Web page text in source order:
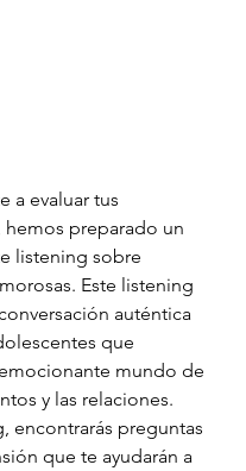
a evaluar tus
hemos preparado un
listening sobre
Este listening
auténtica
que
mundo de
y las relaciones.
encontrarás preguntas
que te ayudarán a